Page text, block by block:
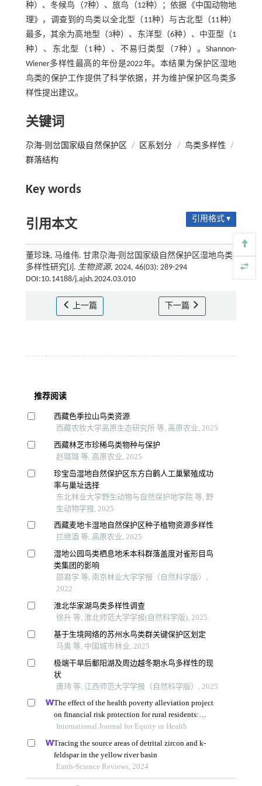
种）、冬候鸟（7种）、旅鸟（12种）；依据《中国动物地
理》，调查到的鸟类以全北型（11种）与古北型（11种）
最多，其余为高地型（3种）、东洋型（6种）、中亚型（1
种）、东北型（1种）、不易归类型（7种）。Shannon-
Wiener多样性最高的年份是2022年。本结果为保护区湿地
鸟类的保护工作提供了科学依据，并为维护保护区鸟类多
样性提出建议。
关键词
尕海-则岔国家级自然保护区 / 区系划分 / 鸟类多样性 /
群落结构
Key words
引用本文 引用格式 ▾
董珍珠, 马维伟. 甘肃尕海-则岔国家级自然保护区湿地鸟类
多样性研究[J]. 生物资源, 2024, 46(03): 289-294
DOI:10.14188/j.ajsh.2024.03.010
上一篇 下一篇